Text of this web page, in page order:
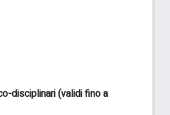
disciplinari (validi fino a